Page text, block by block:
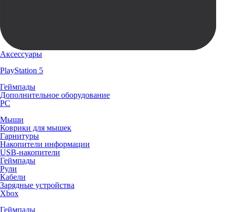
Аксессуары
PlayStation 5
Геймпады
Дополнительное оборудование
PC
Мыши
Коврики для мышек
Гарнитуры
Накопители информации
USB-накопители
Геймпады
Рули
Кабели
Зарядные устройства
Xbox
Геймпады